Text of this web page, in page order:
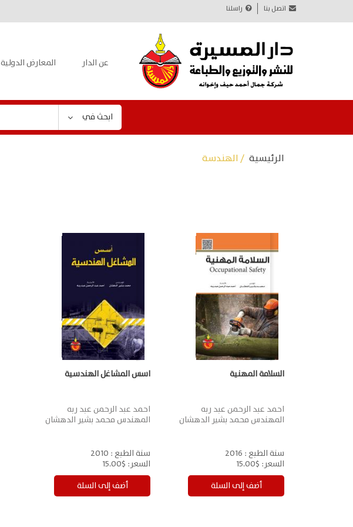
اتصل بنا راسلنا
عن الدار المعارض الدولية
ابحث في
الرئيسية / الهندسة
السلامة المهنية
احمد عبد الرحمن عبد ربه
المهندس محمد بشير الدهشان
سنة الطبع : 2016
السعر: $15.00
اسس المشاغل الهندسية
احمد عبد الرحمن عبد ربه
المهندس محمد بشير الدهشان
سنة الطبع : 2010
السعر: $15.00